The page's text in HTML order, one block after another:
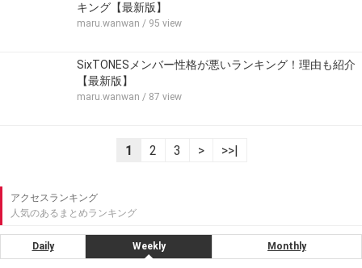
キング【最新版】
maru.wanwan / 95 view
SixTONESメンバー性格が悪いランキング！理由も紹介
【最新版】
maru.wanwan / 87 view
1 2 3 > >>|
アクセスランキング
人気のあるまとめランキング
Daily Weekly Monthly